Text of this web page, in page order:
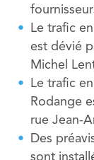
Le trafic
est dévié
Michel
Le trafic
Rodange
rue Jean-
Des
sont